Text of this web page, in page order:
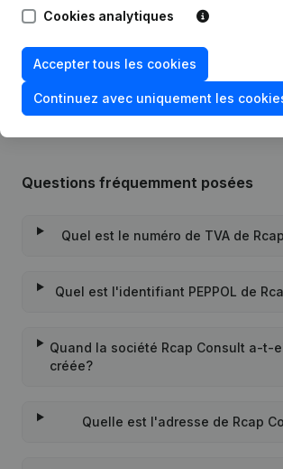
21-02-2018
Rubrique
Personne Morale,
Succursale, etc...)
Questions fréquemment posées
Quel est le numéro de TVA de
Quel est l'identifiant PEPPOL de
Quand la société Rcap Consult a-t-
créée?
Quelle est l'adresse de Rcap
Cookies analytiques
Accepter tous les cookies
Continuez avec uniquement les